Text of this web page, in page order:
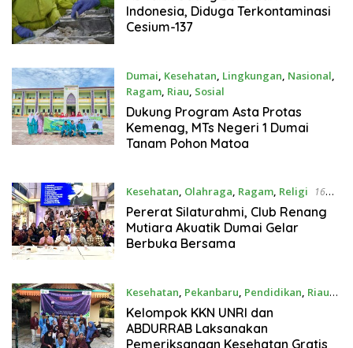
Indonesia, Diduga Terkontaminasi
Cesium-137
Dumai Kesehatan Lingkungan Nasional
Ragam, Riau Sosial
22 April 2025
Dukung Program Asta Protas
Kemenag, MTs Negeri 1 Dumai
Tanam Pohon Matoa
Kesehatan Olahraga Ragam, Religi
16
Maret 2025
Pererat Silaturahmi, Club Renang
Mutiara Akuatik Dumai Gelar
Berbuka Bersama
Kesehatan, Pekanbaru, Pendidikan, Riau
12 Agustus 2022
Kelompok KKN UNRI dan
ABDURRAB Laksanakan
Pemeriksanaan Kesehatan Gratis